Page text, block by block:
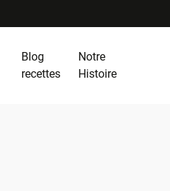
Blog
recettes
Notre
Histoire